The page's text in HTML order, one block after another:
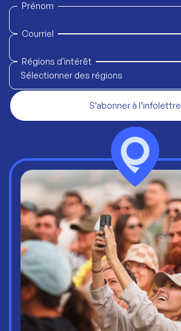
Prénom
Courriel
Régions d'intérêt
Sélectionner des régions
S’abonner à l’infolettre